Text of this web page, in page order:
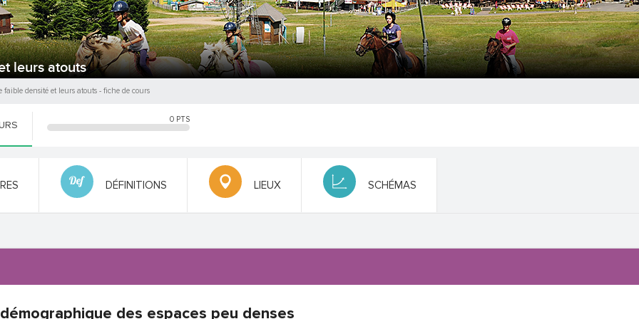
leurs atouts
faible densité et leurs atouts - fiche de cours
0 PTS
DÉFINITIONS LIEUX SCHÉMAS
des espaces peu denses